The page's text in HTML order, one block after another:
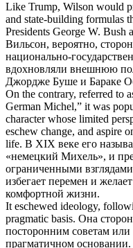
Like Trump, Wilson would
and state-building formulas
Presidents George W. Bush
Вильсон, вероятно,
национально-
вдохновляли внешнюю
Джордже Буше и Бараке
On the contrary, referred to
German Michel,” it was
character whose limited
eschew change, and aspire
life. В XIX веке его
«немецкий Михель», и
ограниченными
избегает перемен и
комфортной жизни.
It eschewed ideology,
pragmatic basis. Она
посторонним советам или
прагматичном основании.